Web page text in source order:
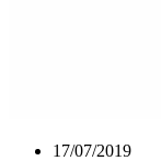
17/07/2019